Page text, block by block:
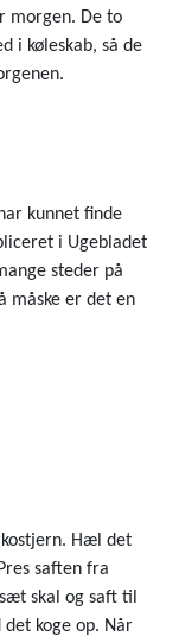
morgen. De to
i køleskab, så de
kunnet finde
i Ugebladet
steder på
måske er det en
Hæl det
saften fra
skal og saft til
koge op. Når